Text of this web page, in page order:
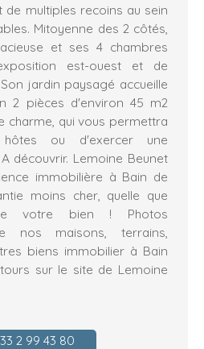
multiples recoins au sein
Mitoyenne des 2 côtés,
et ses 4 chambres
est-ouest et de
jardin paysagé accueille
2 pièces d'environ 45 m2
charme, qui vous permettra
ou d'exercer une
découvrir. Lemoine Beunet
immobilière à Bain de
moins cher, quelle que
votre bien ! Photos
nos maisons, terrains,
biens immobilier à Bain
sur le site de Lemoine
2 99 43 80